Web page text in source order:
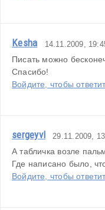
Kesha 14.11.2009,
Писать можно
Спасибо!
Войдите, чтобы
sergeyvl 29.11.2009,
А табличка возле
Где написано было,
Войдите, чтобы